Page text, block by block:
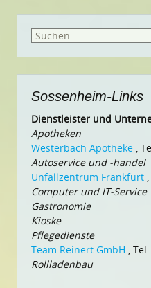
Suchen
Sossenheim-Links
Dienstleister und
Apotheken
Westerbach Apotheke ,
Autoservice und -handel
Unfallzentrum Frankfurt
Computer und IT-Service
Gastronomie
Kioske
Pflegedienste
Team Reinert GmbH ,
Rollladenbau